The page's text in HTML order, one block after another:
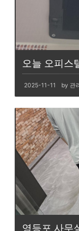
오늘 오피스
2025-11-11 by 관
영등포 사무